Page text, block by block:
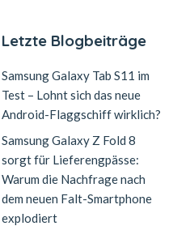
Letzte Blogbeiträge
Samsung Galaxy Tab S11 im
Test – Lohnt sich das neue
Android-Flaggschiff wirklich?
Samsung Galaxy Z Fold 8
sorgt für Lieferengpässe:
Warum die Nachfrage nach
dem neuen Falt-Smartphone
explodiert